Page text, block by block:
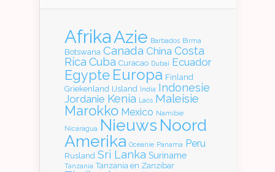
AfrikaAzie Barbados Birma
Botswana Canada China Costa
Rica Cuba Curacao Dubai Ecuador
Egypte Europa Finland
Griekenland IJsland India Indonesie
Jordanie Kenia Laos Maleisie
Marokko Mexico Namibie
Nicaragua Nieuws Noord
Amerika Oceanie Panama Peru
Rusland Sri Lanka Suriname
Tanzania Tanzania en Zanzibar